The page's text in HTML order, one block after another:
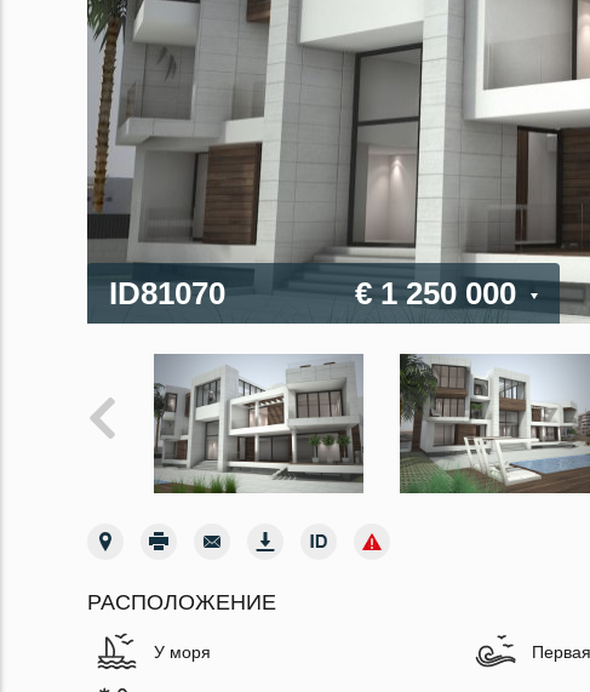
ID81070 € 1 250 000
РАСПОЛОЖЕНИЕ
У моря